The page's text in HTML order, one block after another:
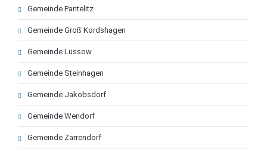
Gemeinde Pantelitz
Gemeinde Groß Kordshagen
Gemeinde Lüssow
Gemeinde Steinhagen
Gemeinde Jakobsdorf
Gemeinde Wendorf
Gemeinde Zarrendorf